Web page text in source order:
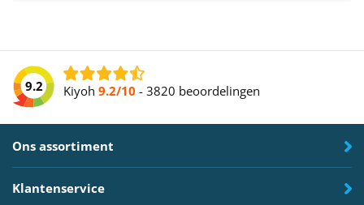
9.2 Kiyoh9.2/10 -3820 beoordelingen
Ons assortiment
Klantenservice